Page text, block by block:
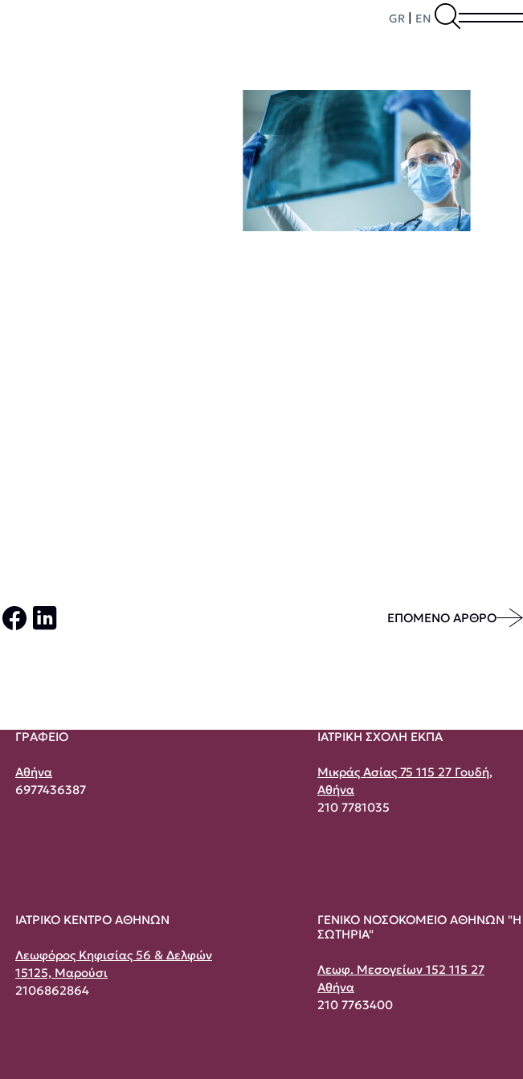
GR | EN
ΕΠΟΜΕΝΟ ΑΡΘΡΟ
ΓΡΑΦΕΙΟ
Αθήνα
6977436387
ΙΑΤΡΙΚΗ ΣΧΟΛΗ ΕΚΠΑ
Μικράς Ασίας 75 115 27 Γουδή,
Αθήνα
210 7781035
ΙΑΤΡΙΚΟ ΚΕΝΤΡΟ ΑΘΗΝΩΝ
Λεωφόρος Κηφισίας 56 & Δελφών
15125, Μαρούσι
2106862864
ΓΕΝΙΚΟ ΝΟΣΟΚΟΜΕΙΟ ΑΘΗΝΩΝ "Η
ΣΩΤΗΡΙΑ"
Λεωφ. Μεσογείων 152 115 27
Αθήνα
210 7763400